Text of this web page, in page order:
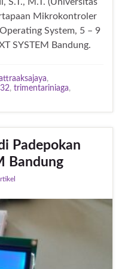
Mikrokontroler
System, 5 – 9
SYSTEM Bandung.
,
, trimentariniaga,
Padepokan
Bandung